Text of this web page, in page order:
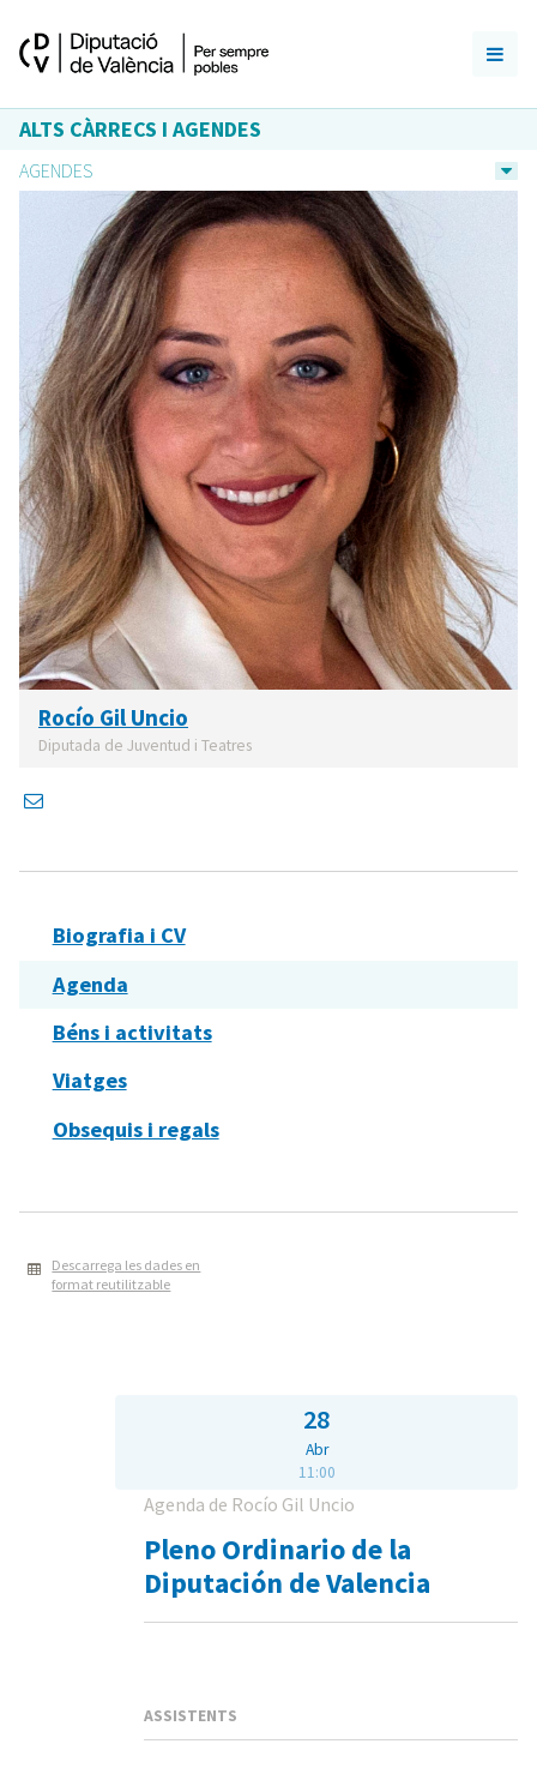
ALTS CÀRRECS I AGENDES
AGENDES
Rocío Gil Uncio
Diputada de Juventud i Teatres
Biografia i CV
Agenda
Béns i activitats
Viatges
Obsequis i regals
Descarrega les dades en
format reutilitzable
28
Abr
11:00
Agenda de Rocío Gil Uncio
Pleno Ordinario de la
Diputación de Valencia
ASSISTENTS